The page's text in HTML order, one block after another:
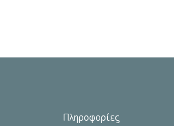
του
Πληροφορίες